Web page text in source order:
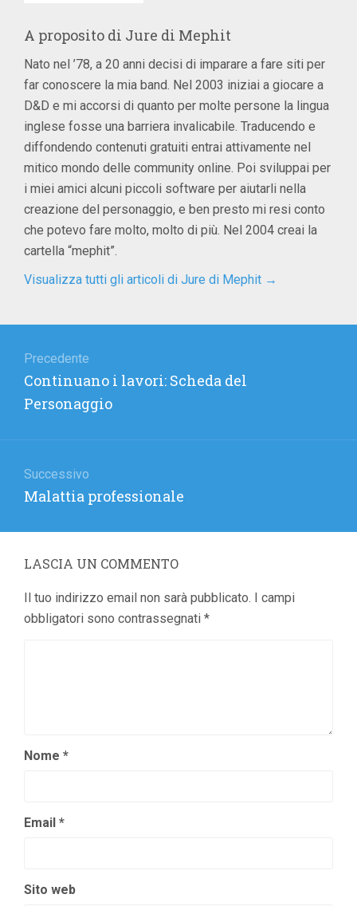
A proposito di Jure di Mephit
Nato nel ’78, a 20 anni decisi di imparare a fare siti per
far conoscere la mia band. Nel 2003 iniziai a giocare a
D&D e mi accorsi di quanto per molte persone la lingua
inglese fosse una barriera invalicabile. Traducendo e
diffondendo contenuti gratuiti entrai attivamente nel
mitico mondo delle community online. Poi sviluppai per
i miei amici alcuni piccoli software per aiutarli nella
creazione del personaggio, e ben presto mi resi conto
che potevo fare molto, molto di più. Nel 2004 creai la
cartella “mephit”.
Visualizza tutti gli articoli di Jure di Mephit →
articoli
Precedente
Articolo
precedente:
Continuano i lavori: Scheda del
Personaggio
Successivo
Articolo
Malattia professionale
LASCIA UN COMMENTO
Il tuo indirizzo email non sarà pubblicato.
I campi
obbligatori sono contrassegnati *
Nome *
Email *
Sito web